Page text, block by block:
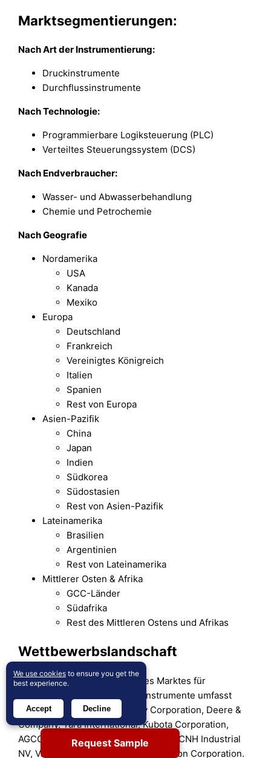
Marktsegmentierungen:
Nach Art der Instrumentierung:
Druckinstrumente
Durchflussinstrumente
Nach Technologie:
Programmierbare Logiksteuerung (PLC)
Verteiltes Steuerungssystem (DCS)
Nach Endverbraucher:
Wasser- und Abwasserbehandlung
Chemie und Petrochemie
Nach Geografie
Nordamerika
USA
Kanada
Mexiko
Europa
Deutschland
Frankreich
Vereinigtes Königreich
Italien
Spanien
Rest von Europa
Asien-Pazifik
China
Japan
Indien
Südkorea
Südostasien
Rest von Asien-Pazifik
Lateinamerika
Brasilien
Argentinien
Rest von Lateinamerika
Mittlerer Osten & Afrika
GCC-Länder
Südafrika
Rest des Mittleren Ostens und Afrikas
Wettbewerbslandschaft
Die Wettbewerbslandschaft des Marktes für
industrielle Prozessvariableninstrumente umfasst
Akteure wie Hexagon, Lindsay Corporation, Deere &
Company, Yara International, Kubota Corporation,
AGCO Corporation (US), Trimble Inc., CNH Industrial
NV, Valmont Industries, Inc. und Topcon Corporation.
Request Sample
We use cookies to ensure you get the
best experience.
Accept Decline